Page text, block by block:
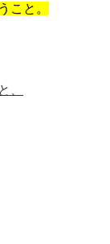
こと。
、